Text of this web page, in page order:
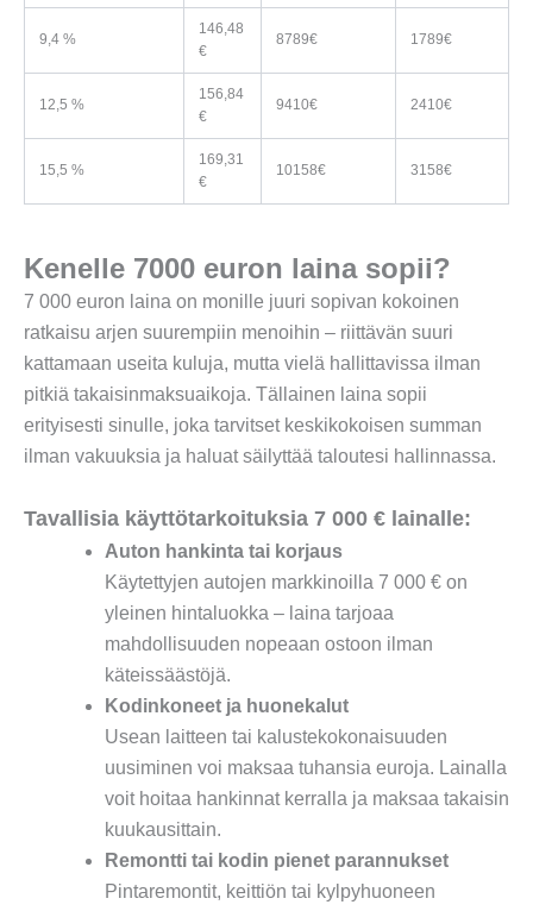
9,4 %
146,48
€
8789€ 1789€
12,5 %
156,84
€
9410€ 2410€
15,5 %
169,31
€
10158€ 3158€
Kenelle 7000 euron laina sopii?
7 000 euron laina on monille juuri sopivan kokoinen
ratkaisu arjen suurempiin menoihin – riittävän suuri
kattamaan useita kuluja, mutta vielä hallittavissa ilman
pitkiä takaisinmaksuaikoja. Tällainen laina sopii
erityisesti sinulle, joka tarvitset keskikokoisen summan
ilman vakuuksia ja haluat säilyttää taloutesi hallinnassa.
Tavallisia käyttötarkoituksia 7 000 € lainalle:
Auton hankinta tai korjaus
Käytettyjen autojen markkinoilla 7 000 € on
yleinen hintaluokka – laina tarjoaa
mahdollisuuden nopeaan ostoon ilman
käteissäästöjä.
Kodinkoneet ja huonekalut
Usean laitteen tai kalustekokonaisuuden
uusiminen voi maksaa tuhansia euroja. Lainalla
voit hoitaa hankinnat kerralla ja maksaa takaisin
kuukausittain.
Remontti tai kodin pienet parannukset
Pintaremontit, keittiön tai kylpyhuoneen